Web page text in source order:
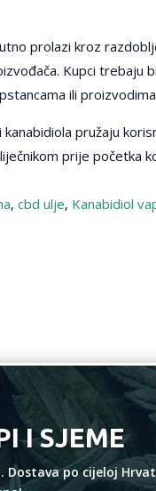
prolazi kroz
Kupci trebaju
ili
kanabidiola pružaju
prije početka
, cbd ulje, Kanabidiol
I SJEME
Dostava po cijeloj